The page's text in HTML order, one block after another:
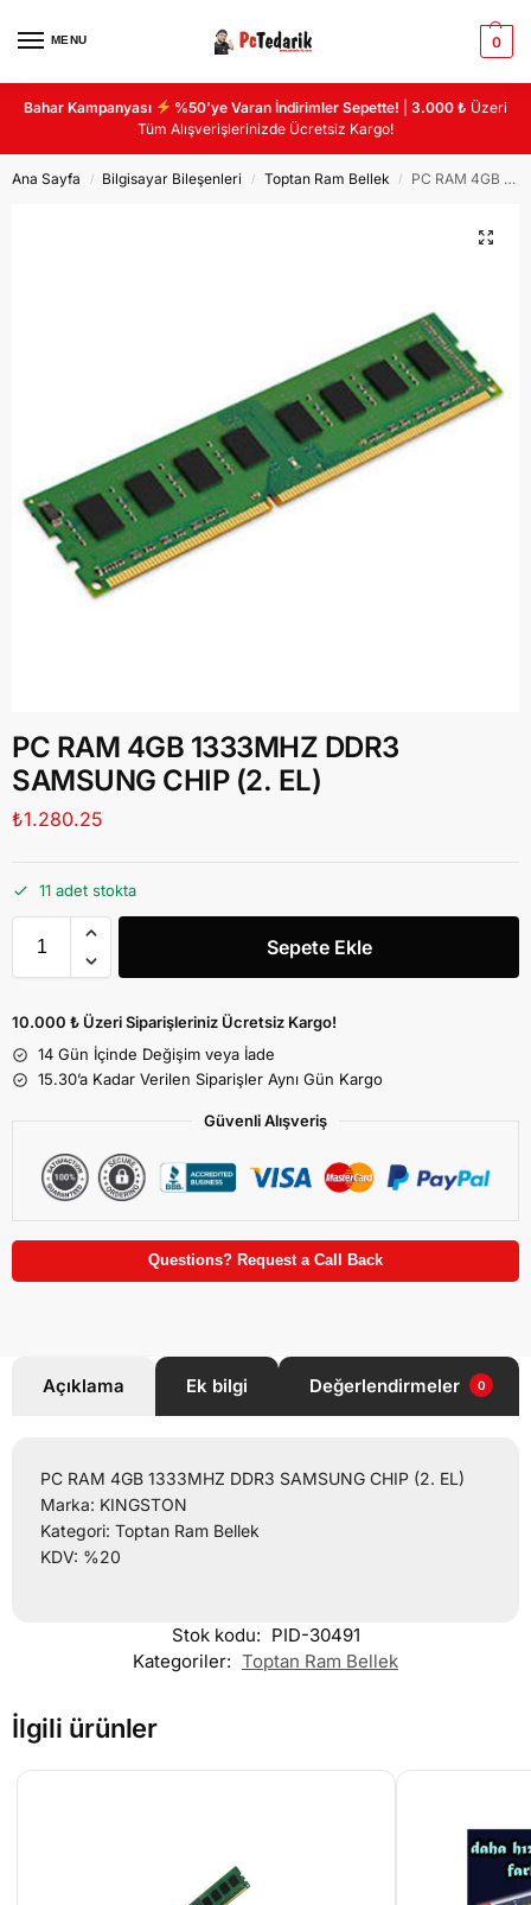
MENU 0
Bahar Kampanyası %50’ye Varan İndirimler Sepette! |3.000 ₺ Üzeri
Tüm Alışverişlerinizde Ücretsiz Kargo!
Ana Sayfa / Bilgisayar Bileşenleri / Toptan Ram Bellek / PC RAM 4GB 1333MHZ DDR3 SAMSUNG CHIP (2. EL)
PC RAM 4GB 1333MHZ DDR3
SAMSUNG CHIP (2. EL)
₺1.280.25
11 adet stokta
Sepete Ekle
10.000 ₺ Üzeri Siparişleriniz Ücretsiz Kargo!
14 Gün İçinde Değişim veya İade
15.30’a Kadar Verilen Siparişler Aynı Gün Kargo
Güvenli Alışveriş
Questions? Request a Call Back
Açıklama Ek bilgi Değerlendirmeler 0
PC RAM 4GB 1333MHZ DDR3 SAMSUNG CHIP (2. EL)
Marka: KINGSTON
Kategori: Toptan Ram Bellek
KDV: %20
Stok kodu: PID-30491
Kategoriler: Toptan Ram Bellek
İlgili ürünler